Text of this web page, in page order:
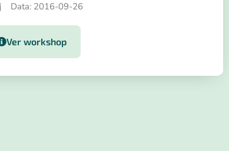
Data: 2016-09-26
Ver workshop